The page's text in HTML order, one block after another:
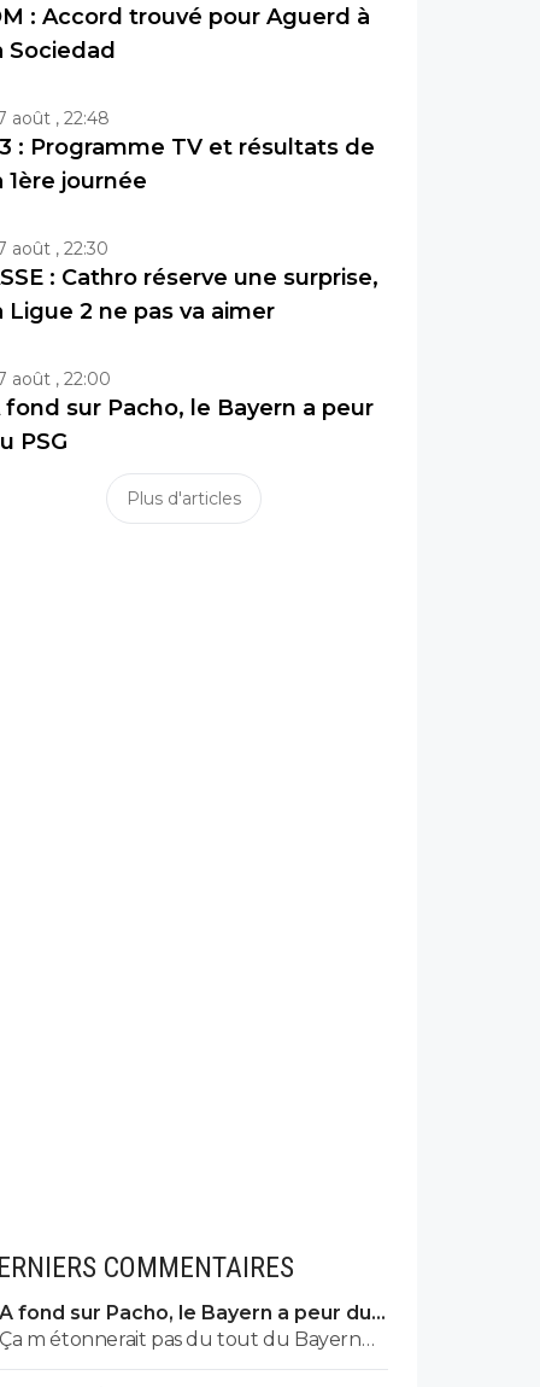
: Accord trouvé pour Aguerd à
Sociedad
août , 22:48
: Programme TV et résultats de
1ère journée
août , 22:30
: Cathro réserve une surprise,
Ligue 2 ne pas va aimer
août , 22:00
fond sur Pacho, le Bayern a peur
PSG
Plus d'articles
COMMENTAIRES
A fond sur Pacho, le Bayern a peur du
PSG
Ça m étonnerait pas du tout du Bayern
par rapport au profil athlétique et mental